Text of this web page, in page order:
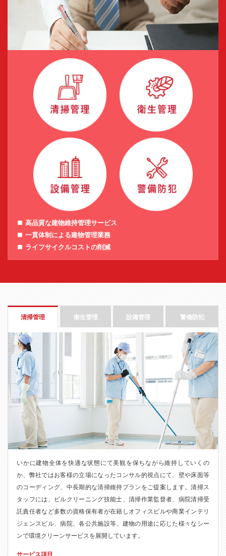
高品質な建物維持管理サービス
一貫体制による建物管理業務
ライフサイクルコストの削減
清掃管理 衛生管理 設備管理 警備防犯
いかに建物全体を快適な状態にて美観を保ちながら維持していくの
か、弊社ではお客様の立場になったコンサル的視点にて、壁や床面等
のコーディング、中長期的な清掃維持プランをご提案します。清掃ス
タッフには、ビルクリーニング技能士、清掃作業監督者、病院清掃受
託責任者など多数の資格保有者が在籍しオフィスビルや商業インテリ
ジェンスビル、病院、各公共施設等、建物の用途に応じた様々なシー
ンで環境クリーンサービスを展開しています。